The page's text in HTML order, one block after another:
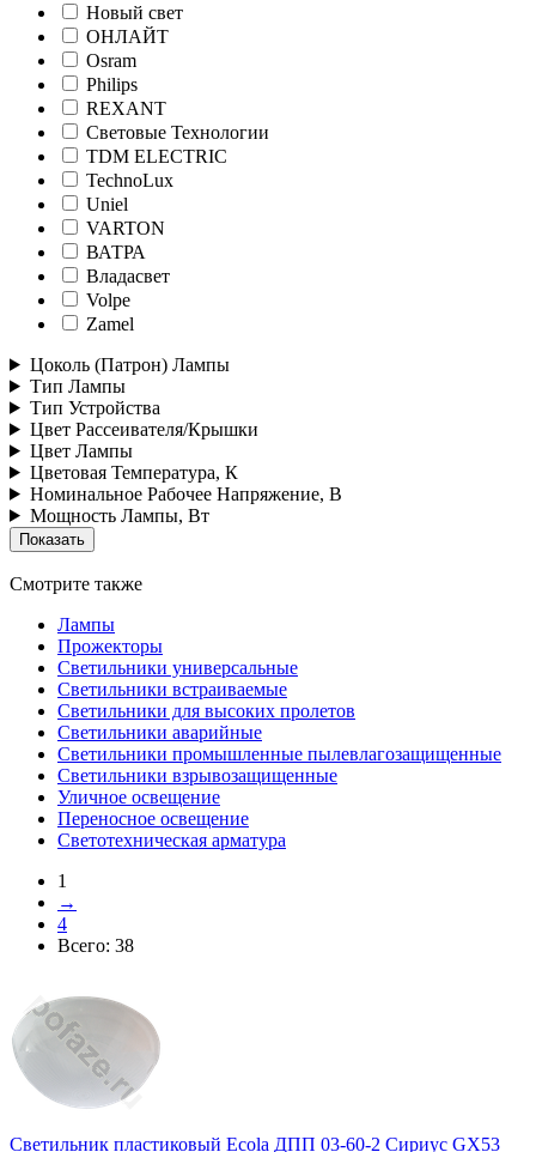
Новый свет
ОНЛАЙТ
Osram
Philips
REXANT
Световые Технологии
TDM ELECTRIC
TechnoLux
Uniel
VARTON
ВАТРА
Владасвет
Volpe
Zamel
Цоколь (Патрон) Лампы
Тип Лампы
Тип Устройства
Цвет Рассеивателя/Крышки
Цвет Лампы
Цветовая Температура, К
Номинальное Рабочее Напряжение, В
Мощность Лампы, Вт
Смотрите также
Лампы
Прожекторы
Светильники универсальные
Светильники встраиваемые
Светильники для высоких пролетов
Светильники аварийные
Светильники промышленные пылевлагозащищенные
Светильники взрывозащищенные
Уличное освещение
Переносное освещение
Светотехническая арматура
1
→
4
Всего: 38
Светильник пластиковый Ecola ДПП 03-60-2 Сириус GX53